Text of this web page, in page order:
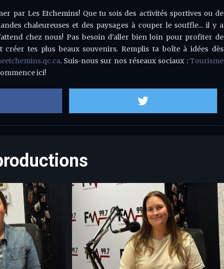
par Les Etchemins! Que tu sois des activités sportives ou de
chaleureuses et des paysages à couper le souffle... il y a
chez nous! Pas besoin d'aller bien loin pour profiter de
créer tes plus beaux souvenirs. Remplis ta boîte à idées dès
. Suis-nous sur nos réseaux sociaux :Tourisme
ici!